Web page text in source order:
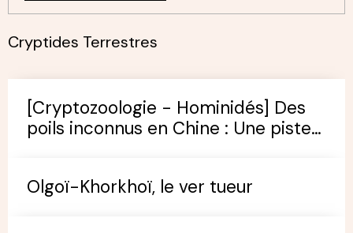
Cryptides Terrestres
[Cryptozoologie - Hominidés] Des
poils inconnus en Chine : Une piste
Olgoï-Khorkhoï, le ver tueur